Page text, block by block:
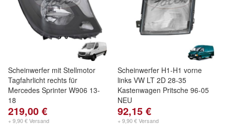
Scheinwerfer mit Stellmotor
Tagfahrlicht rechts für
Mercedes Sprinter W906 13-
18
219,00 €
+ 9,90 € Versand
Scheinwerfer H1-H1 vorne
links VW LT 2D 28-35
Kastenwagen Pritsche 96-05
NEU
92,15 €
+ 9,90 € Versand